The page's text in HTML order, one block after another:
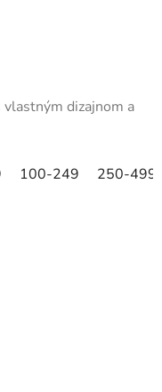
vlastným dizajnom a
100-249
250-499